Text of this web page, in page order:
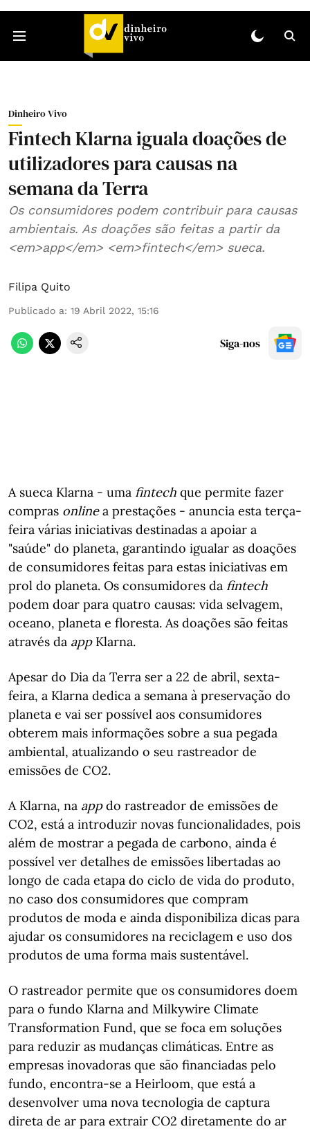
Dinheiro Vivo
Fintech Klarna iguala doações de
utilizadores para causas na
semana da Terra
Os consumidores podem contribuir para causas
ambientais. As doações são feitas a partir da
<em>app</em> <em>fintech</em> sueca.
Filipa Quito
Publicado a: 19 Abril 2022, 15:16
Siga-nos
A sueca Klarna - uma fintech que permite fazer
compras onlinea prestações - anuncia esta terça-
feira várias iniciativas destinadas a apoiar a
"saúde" do planeta, garantindo igualar as doações
de consumidores feitas para estas iniciativas em
prol do planeta. Os consumidores da fintech
podem doar para quatro causas: vida selvagem,
oceano, planeta e floresta. As doações são feitas
através da app Klarna.
Apesar do Dia da Terra ser a 22 de abril, sexta-
feira, a Klarna dedica a semana à preservação do
planeta e vai ser possível aos consumidores
obterem mais informações sobre a sua pegada
ambiental, atualizando o seu rastreador de
emissões de CO2.
A Klarna, na appdo rastreador de emissões de
CO2, está a introduzir novas funcionalidades, pois
além de mostrar a pegada de carbono, ainda é
possível ver detalhes de emissões libertadas ao
longo de cada etapa do ciclo de vida do produto,
no caso dos consumidores que compram
produtos de moda e ainda disponibiliza dicas para
ajudar os consumidores na reciclagem e uso dos
produtos de uma forma mais sustentável.
O rastreador permite que os consumidores doem
para o fundo Klarna and Milkywire Climate
Transformation Fund, que se foca em soluções
para reduzir as mudanças climáticas. Entre as
empresas inovadoras que são financiadas pelo
fundo, encontra-se a Heirloom, que está a
desenvolver uma nova tecnologia de captura
direta de ar para extrair CO2 diretamente do ar